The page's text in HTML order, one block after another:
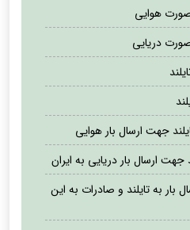
صورت هوایی
صورت دریایی
جهت ارسال بار هوایی
جهت ارسال بار دریایی به ایران
بار به تایلند و صادرات به این